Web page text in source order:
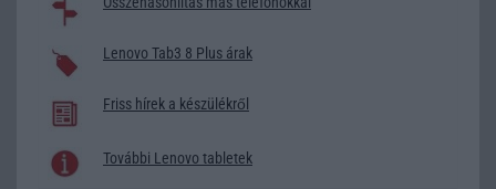
Lenovo Tab3 8 Plus árak
Friss hírek a készülékről
További Lenovo tabletek